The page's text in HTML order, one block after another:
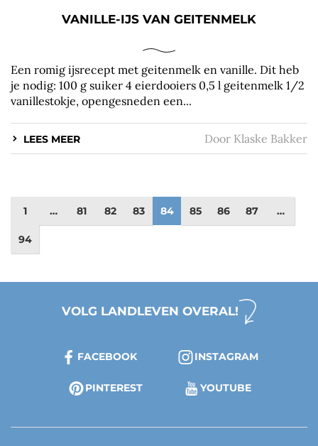
VANILLE-IJS VAN GEITENMELK
Een romig ijsrecept met geitenmelk en vanille. Dit heb
je nodig: 100 g suiker 4 eierdooiers 0,5 l geitenmelk 1/2
vanillestokje, opengesneden een...
LEES MEER Door Klaske Bakker
1 … 81 82 83 84 85 86 87 …
94
VOLG LANDLEVEN OVERAL!
FACEBOOK INSTAGRAM
PINTEREST YOUTUBE